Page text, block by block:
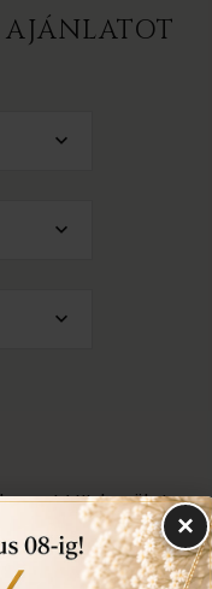
VII. kerület,
történik.×